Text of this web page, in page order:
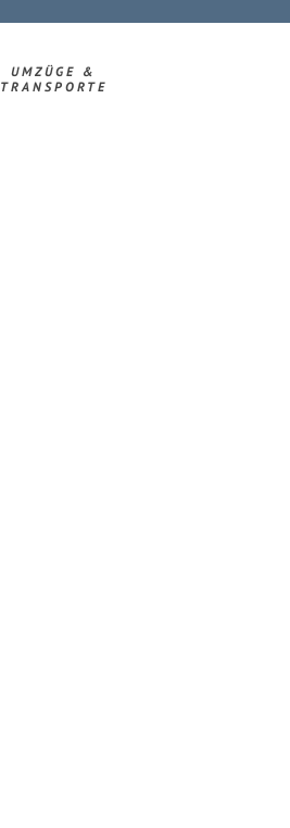
UMZÜGE &
TRANSPORTE